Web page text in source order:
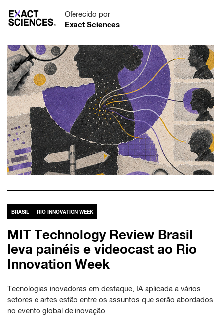
Oferecido por
Exact Sciences
BRASIL RIO INNOVATION WEEK
MIT Technology Review Brasil
leva painéis e videocast ao Rio
Innovation Week
Tecnologias inovadoras em destaque, IA aplicada a vários
setores e artes estão entre os assuntos que serão abordados
no evento global de inovação